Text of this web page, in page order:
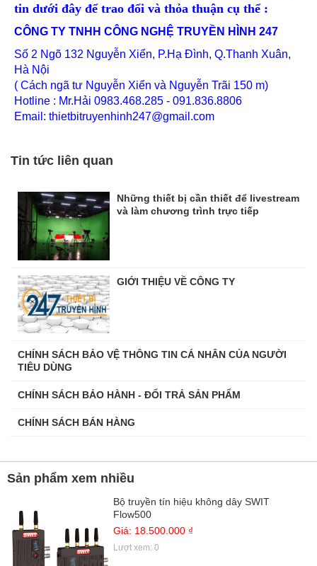
tin dưới đây để trao đổi và thỏa thuận cụ thể :
CÔNG TY TNHH CÔNG NGHỆ TRUYỀN HÌNH 247
Số 2 Ngõ 132 Nguyễn Xiển, P.Hạ Đình, Q.Thanh Xuân,
Hà Nội
( Cách ngã tư Nguyễn Xiển và Nguyễn Trãi 150 m)
Hotline : Mr.Hải 0983.468.285 - 091.836.8806
Email: thietbitruyenhinh247@gmail.com
Tin tức liên quan
Những thiết bị cần thiết để livestream
và làm chương trình trực tiếp
GIỚI THIỆU VỀ CÔNG TY
CHÍNH SÁCH BẢO VỆ THÔNG TIN CÁ NHÂN CỦA NGƯỜI
TIÊU DÙNG
CHÍNH SÁCH BẢO HÀNH - ĐỔI TRẢ SẢN PHẨM
CHÍNH SÁCH BÁN HÀNG
Sản phẩm xem nhiều
Bộ truyền tín hiệu không dây SWIT
Flow500
Giá: 18.500.000 ₫
Lượt xem: 0